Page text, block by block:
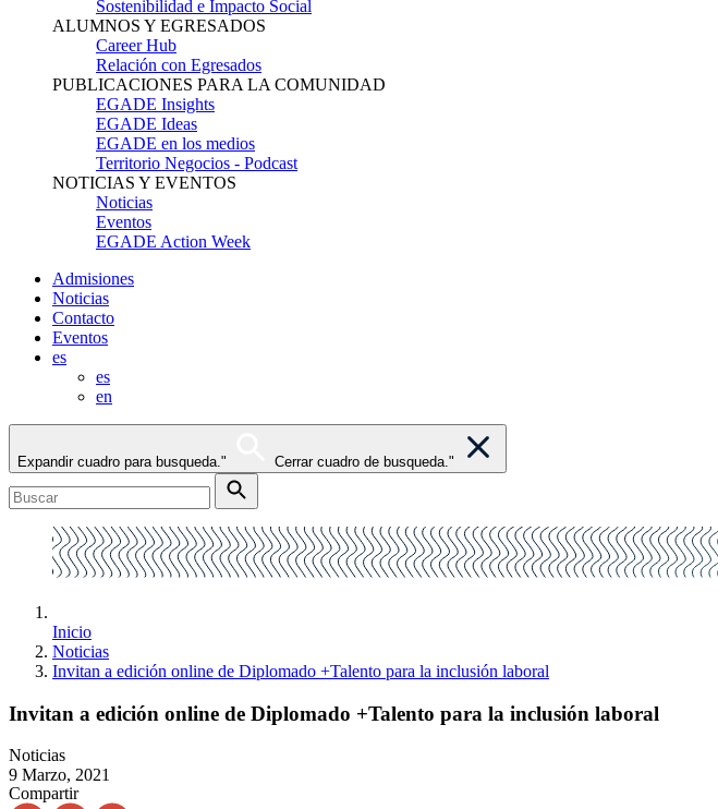
Sostenibilidad e Impacto Social
ALUMNOS Y EGRESADOS
Career Hub
Relación con Egresados
PUBLICACIONES PARA LA COMUNIDAD
EGADE Insights
EGADE Ideas
EGADE en los medios
Territorio Negocios - Podcast
NOTICIAS Y EVENTOS
Noticias
Eventos
EGADE Action Week
Admisiones
Noticias
Contacto
Eventos
es
es
en
Expandir cuadro para busqueda." Cerrar cuadro de busqueda."
Inicio
Noticias
Invitan a edición online de Diplomado +Talento para la inclusión laboral
Invitan a edición online de Diplomado +Talento para la inclusión laboral
Noticias
9 Marzo, 2021
Compartir